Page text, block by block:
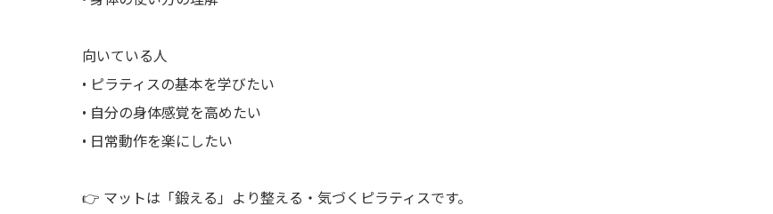
向いている人
• ピラティスの基本を学びたい
• 自分の身体感覚を高めたい
• 日常動作を楽にしたい
👉 マットは「鍛える」より整える・気づくピラティスです。